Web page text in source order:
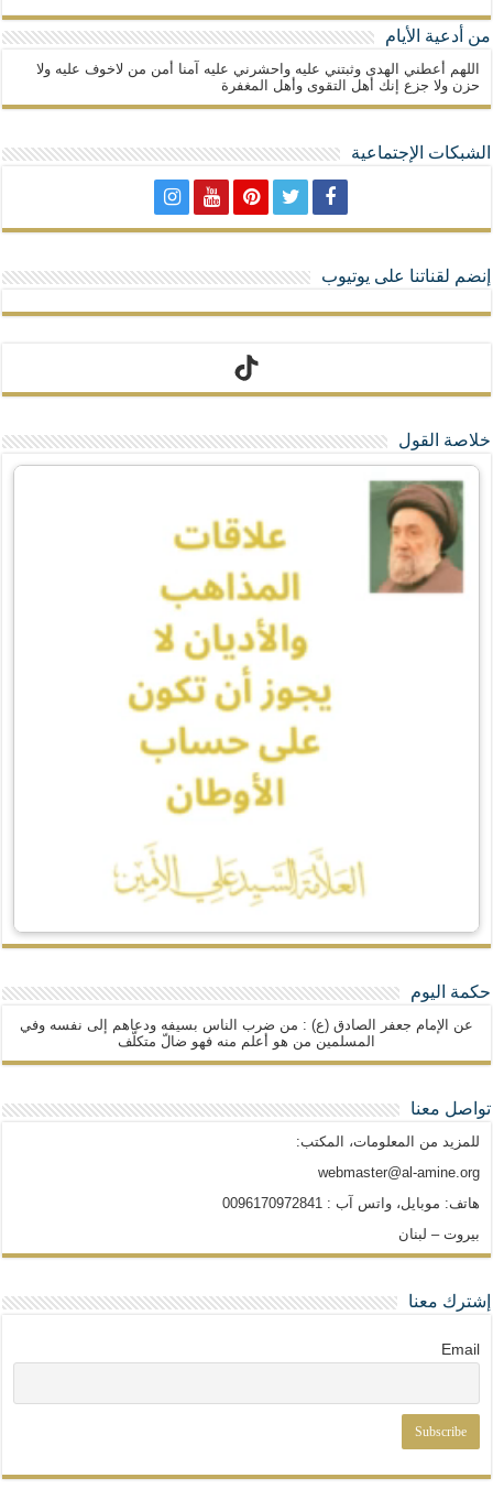
من أدعية الأيام
اللهم أعطني الهدى وثبتني عليه واحشرني عليه آمنا أمن من لاخوف عليه ولا
حزن ولا جزع إنك أهل التقوى وأهل المغفرة
الشبكات الإجتماعية
إنضم لقناتنا على يوتيوب
تيك توك
خلاصة القول
حكمة اليوم
عن الإمام جعفر الصادق (ع) : من ضرب الناس بسيفه ودعاهم إلى نفسه وفي
المسلمين من هو أعلم منه فهو ضالّ متكلّف
تواصل معنا
للمزيد من المعلومات، المكتب:
webmaster@al-amine.org
هاتف: موبايل، واتس آب : 0096170972841
بيروت – لبنان
إشترك معنا
Email